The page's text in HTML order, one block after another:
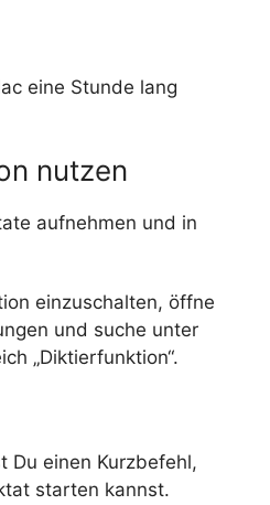
eine Stunde lang
nutzen
aufnehmen und in
einzuschalten, öffne
und suche unter
„Diktierfunktion“.
Du einen Kurzbefehl,
starten kannst.